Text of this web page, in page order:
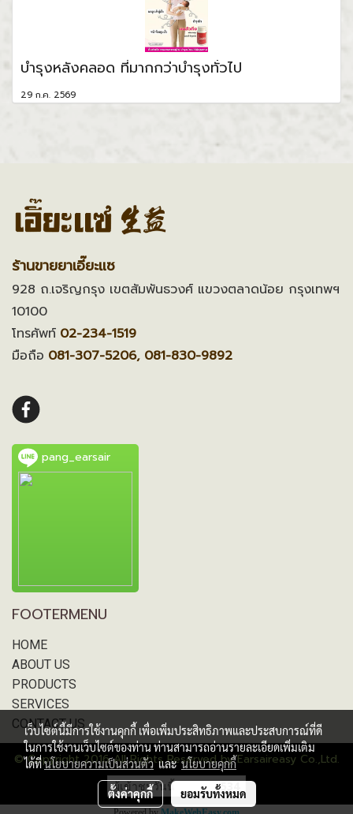
บำรุงหลังคลอด ที่มากกว่าบำรุงทั่วไป
29 ก.ค. 2569
ร้านขายยาเอี๊ยะแซ
928 ถ.เจริญกรุง เขตสัมพันธวงศ์ แขวงตลาดน้อย กรุงเทพฯ
10100
โทรศัพท์ 02-234-1519
มือถือ 081-307-5206, 081-830-9892
pang_earsair
FOOTERMENU
HOME
ABOUT US
PRODUCTS
SERVICES
CONTACT US
© Copyright 2016 All Rights Reserved by Earsaireasy Co.,Ltd.
ผู้เข้าชมวันนี้ 534
เว็บไซต์นี้มีการใช้งานคุกกี้ เพื่อเพิ่มประสิทธิภาพและประสบการณ์ที่ดี
ในการใช้งานเว็บไซต์ของท่าน ท่านสามารถอ่านรายละเอียดเพิ่มเติม
ได้ที่นโยบายความเป็นส่วนตัวและนโยบายคุกกี้
ตั้งค่าคุกกี้ ยอมรับทั้งหมด